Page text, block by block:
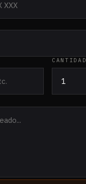
CANTIDAD